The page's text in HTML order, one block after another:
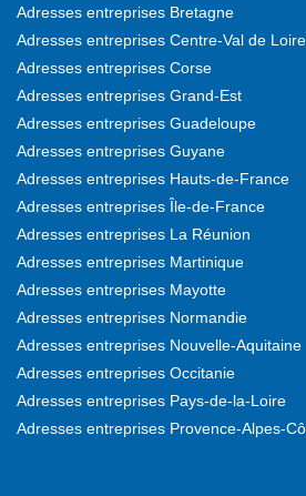
Adresses entreprises Bretagne
Adresses entreprises Centre-Val de Loire
Adresses entreprises Corse
Adresses entreprises Grand-Est
Adresses entreprises Guadeloupe
Adresses entreprises Guyane
Adresses entreprises Hauts-de-France
Adresses entreprises Île-de-France
Adresses entreprises La Réunion
Adresses entreprises Martinique
Adresses entreprises Mayotte
Adresses entreprises Normandie
Adresses entreprises Nouvelle-Aquitaine
Adresses entreprises Occitanie
Adresses entreprises Pays-de-la-Loire
Adresses entreprises Provence-Alpes-